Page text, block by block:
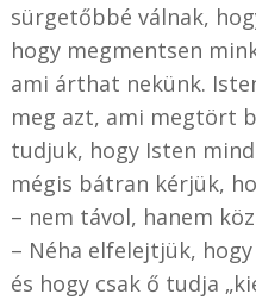
sürgetőbbé válnak,
hogy megmentsen
ami árthat nekünk.
meg azt, ami megtört
tudjuk, hogy Isten
mégis bátran kérjük,
– nem távol, hanem
– Néha elfelejtjük,
és hogy csak ő tudja